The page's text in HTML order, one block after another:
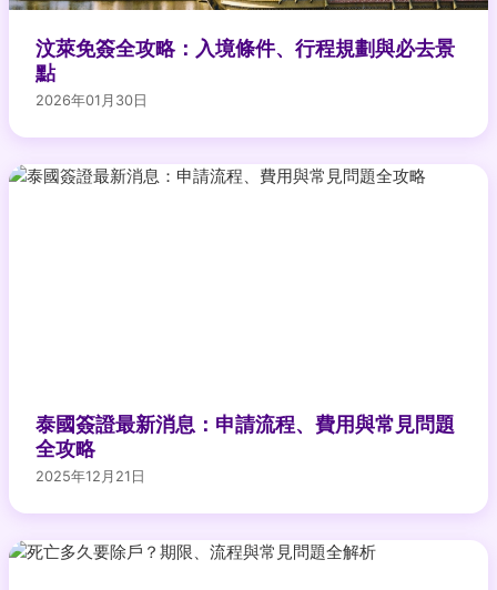
汶萊免簽全攻略：入境條件、行程規劃與必去景
點
2026年01月30日
泰國簽證最新消息：申請流程、費用與常見問題
全攻略
2025年12月21日